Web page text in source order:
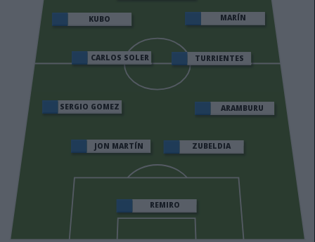
REMIRO
ARAMBURU
SERGIO GOMEZ
ZUBELDIA
JON MARTÍN
TURRIENTES
CARLOS SOLER
KUBO MARÍN